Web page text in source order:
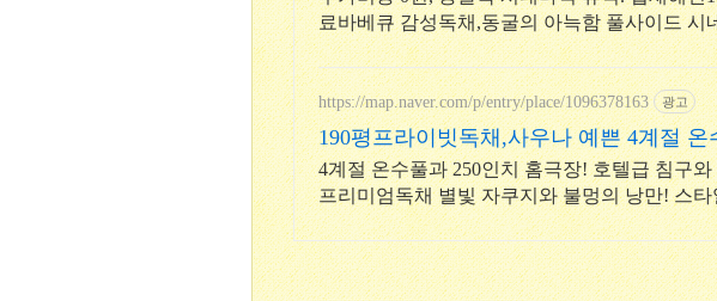
료바베큐 감성독채,동굴의 아늑함 풀사이드 시
태교여행&커플여행의 완성
https://map.naver.com/p/entry/place/1096378163 광고
190평프라이빗독채,사우나 예쁜 4계절 온
4계절 온수풀과 250인치 홈극장! 호텔급 침구
프리미엄독채 별빛 자쿠지와 불멍의 낭만! 스
하는 세심한 배려의 감성숙소